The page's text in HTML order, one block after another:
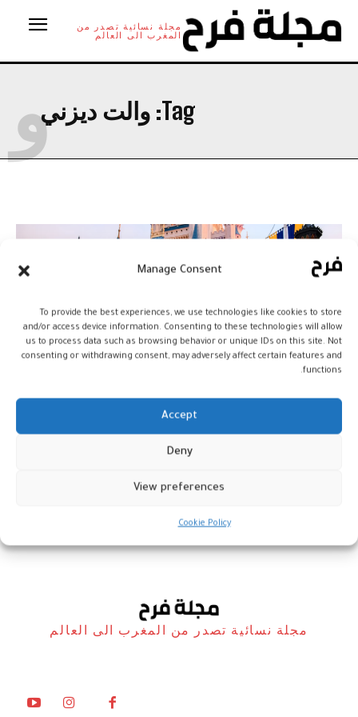
Manage Consent
To provide the best experiences, we use technologies like cookies to store
and/or access device information. Consenting to these technologies will allow
us to process data such as browsing behavior or unique IDs on this site. Not
consenting or withdrawing consent, may adversely affect certain features and
functions.
Accept
Deny
View preferences
Cookie Policy
مجلة نسائية تصدر من
المغرب الى العالم
Tag: والت ديزنيو
تغريم والت ديزني عن اتهامات
مجلة نسائية تصدر من المغرب الى العالم